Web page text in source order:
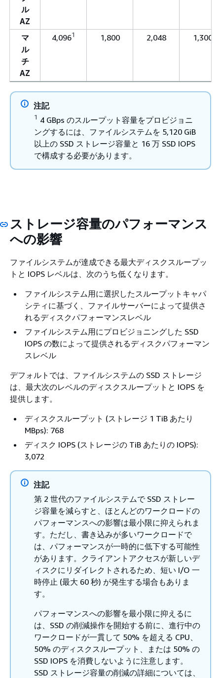
ル
AZ
マ
ル
チ
AZ
4,0961 1,800 2,048 1,300
注記
1 4 GBps のスループット容量をプロビジョニ
ングするには、ファイルシステムを 5,120 GiB
以上の SSD ストレージ容量と 16 万 SSD IOPS
で構成する必要があります。
ストレージ容量のパフォーマンス
への影響
ファイルシステムが達成できる最大ディスクスループッ
トと IOPS レベルは、次のうち低くなります。
ファイルシステム用に選択したスループットキャパ
シティに基づく、ファイルサーバーによって提供さ
れるディスクパフォーマンスレベル
ファイルシステム用にプロビジョニングした SSD
IOPS の数によって提供されるディスクパフォーマン
スレベル
デフォルトでは、ファイルシステムの SSD ストレージ
は、最大次のレベルのディスクスループットと IOPS を
提供します。
ディスクスループット (ストレージ 1 TiB あたり
MBps): 768
ディスク IOPS (ストレージの TiB あたりの IOPS):
3,072
注記
第 2 世代のファイルシステムで SSD ストレー
ジ容量を減らすと、ほとんどのワークロードの
パフォーマンスへの影響は最小限に抑えられま
す。ただし、書き込みが多いワークロードで
は、パフォーマンスが一時的に低下する可能性
があります。クライアントアクセスが新しいデ
ィスクにリダイレクトされるため、短い I/O 一
時停止 (最大 60 秒) が発生する場合もありま
す。
パフォーマンスへの影響を最小限に抑えるに
は、SSD の削減操作を開始する前に、進行中の
ワークロードが一貫して 50% を超える CPU、
50% のディスクスループット、または 50% の
SSD IOPS を消費しないように注意します。
SSD ストレージ容量の削減の詳細については、